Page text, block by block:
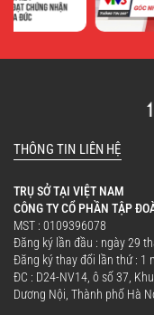
THÔNG TIN LIÊN HỆ
TRỤ SỞ TẠI VIỆT NAM
CÔNG TY CỔ PHẦN TẬP
MST : 0109396078
Đăng ký lần đầu : ngày 29
Đăng ký thay đổi lần thứ : 1
ĐC : D24-NV14, ô số 37,
Dương Nội, Thành phố Hà